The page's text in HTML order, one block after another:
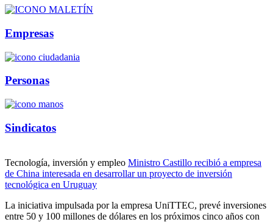
Empresas
Personas
Sindicatos
Tecnología, inversión y empleo Ministro Castillo recibió a empresa
de China interesada en desarrollar un proyecto de inversión
tecnológica en Uruguay
La iniciativa impulsada por la empresa UniTTEC, prevé inversiones
entre 50 y 100 millones de dólares en los próximos cinco años con